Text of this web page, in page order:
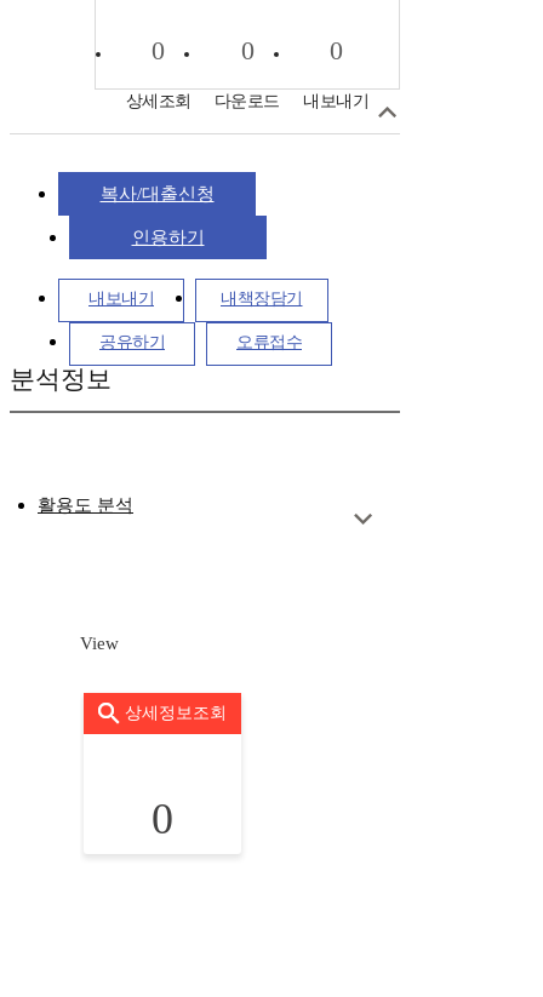
0
상세조회
0
다운로드
0
내보내기
복사/대출신청
인용하기
내보내기 내책장담기
공유하기 오류접수
분석정보
활용도 분석
View
상세정보조회
0